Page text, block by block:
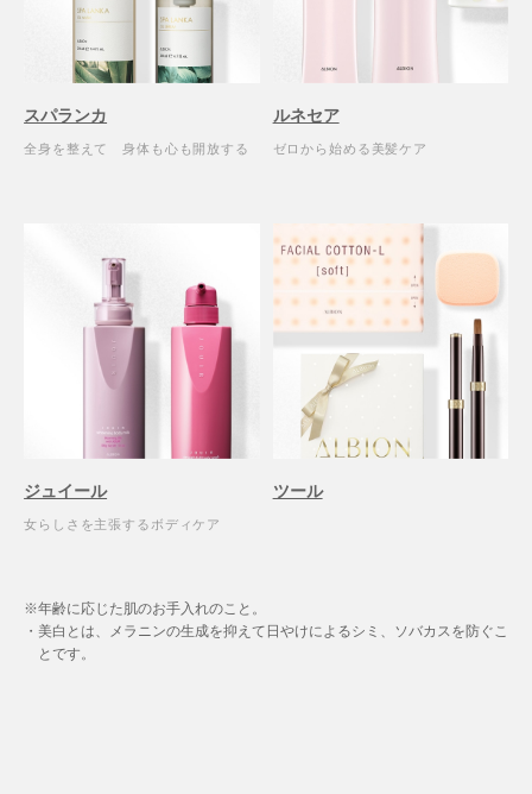
スパランカ
全身を整えて 身体も心も開放する
ルネセア
ゼロから始める美髪ケア
ジュイール
女らしさを主張するボディケア
ツール
年齢に応じた肌のお手入れのこと。
美白とは、メラニンの生成を抑えて日やけによるシミ、ソバカスを防ぐこ
とです。